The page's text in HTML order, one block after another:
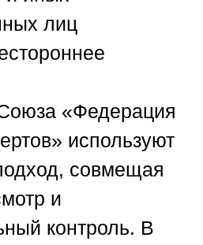
лиц
«Федерация
используют
совмещая
и
контроль. В